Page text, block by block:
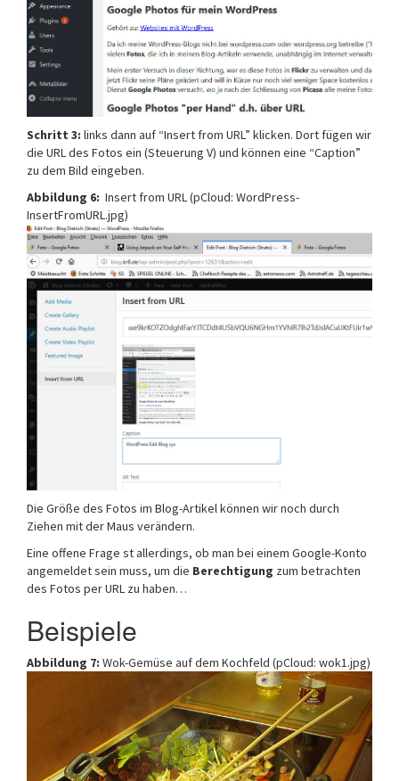
Schritt 3: links dann auf “Insert from URL” klicken. Dort fügen wir
die URL des Fotos ein (Steuerung V) und können eine “Caption”
zu dem Bild eingeben.
Abbildung 6: Insert from URL (pCloud: WordPress-
InsertFromURL.jpg)
Die Größe des Fotos im Blog-Artikel können wir noch durch
Ziehen mit der Maus verändern.
Eine offene Frage st allerdings, ob man bei einem Google-Konto
angemeldet sein muss, um die Berechtigung zum betrachten
des Fotos per URL zu haben…
Beispiele
Abbildung 7: Wok-Gemüse auf dem Kochfeld (pCloud: wok1.jpg)